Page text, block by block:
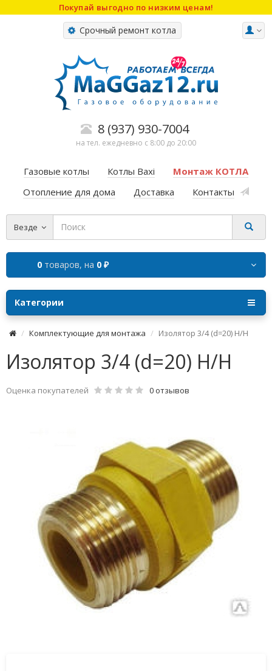
Покупай выгодно по низким ценам!
Срочный ремонт котла
8 (937) 930-7004
на тел. ежедневно с 8:00 до 20:00
Газовые котлы Котлы Baxi
Монтаж КОТЛА
Отопление для дома
Доставка Контакты
Везде
0 товаров, на 0 ₽
Категории
Комплектующие для монтажа Изолятор 3/4 (d=20) Н/Н
Изолятор 3/4 (d=20) Н/Н
Оценка покупателей 0 отзывов